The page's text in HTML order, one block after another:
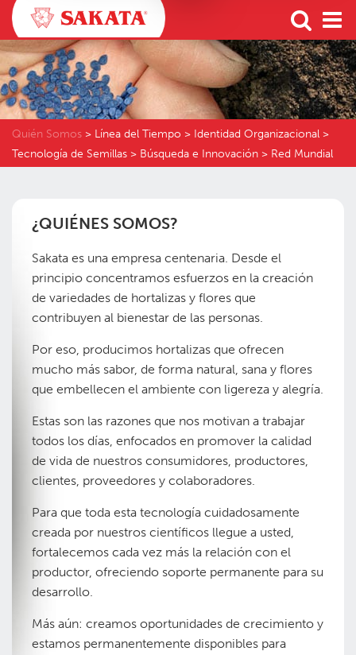
Quién Somos > Línea del Tiempo > Identidad Organizacional >
Tecnología de Semillas > Búsqueda e Innovación > Red Mundial
¿QUIÉNES SOMOS?
Sakata es una empresa centenaria. Desde el
principio concentramos esfuerzos en la creación
de variedades de hortalizas y flores que
contribuyen al bienestar de las personas.
Por eso, producimos hortalizas que ofrecen
mucho más sabor, de forma natural, sana y flores
que embellecen el ambiente con ligereza y alegría.
Estas son las razones que nos motivan a trabajar
todos los días, enfocados en promover la calidad
de vida de nuestros consumidores, productores,
clientes, proveedores y colaboradores.
Para que toda esta tecnología cuidadosamente
creada por nuestros científicos llegue a usted,
fortalecemos cada vez más la relación con el
productor, ofreciendo soporte permanente para su
desarrollo.
Más aún: creamos oportunidades de crecimiento y
estamos permanentemente disponibles para